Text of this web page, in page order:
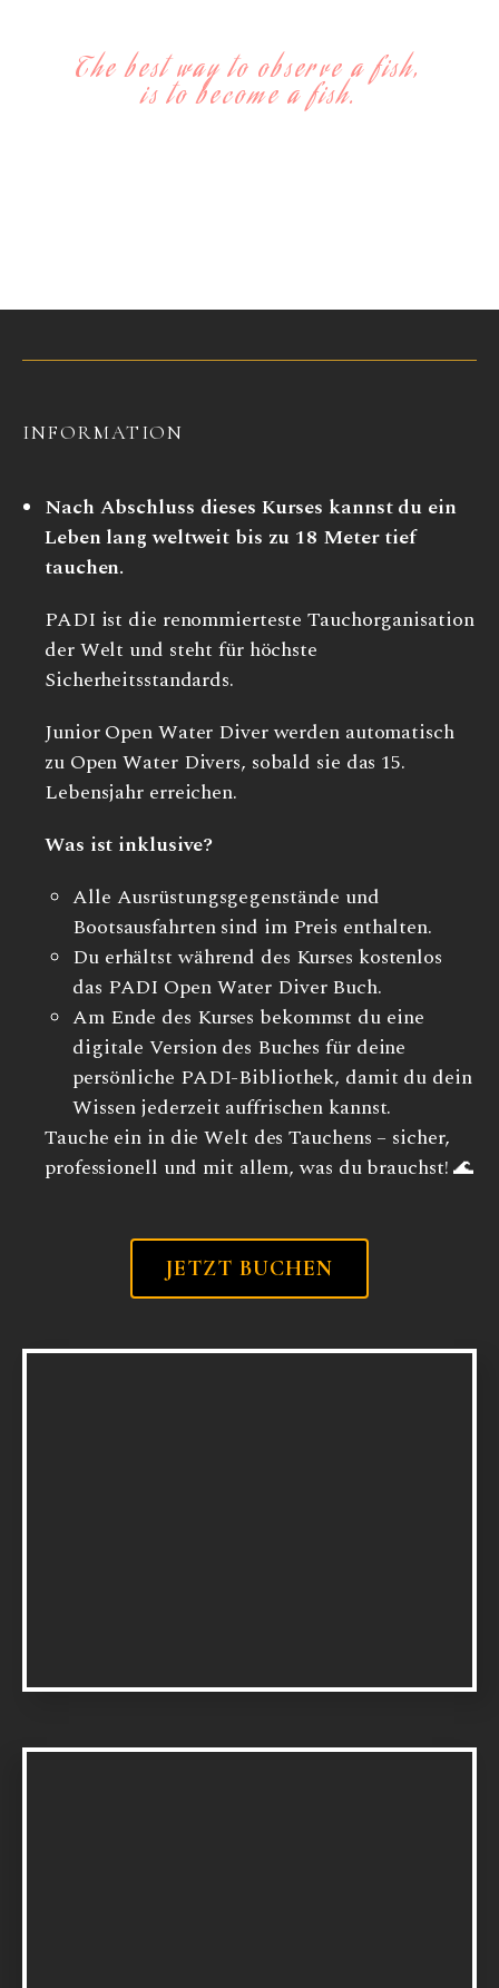
The best way to observe a fish,
is to become a fish.
INFORMATION
Nach Abschluss dieses Kurses kannst du ein
Leben lang weltweit bis zu 18 Meter tief
tauchen.
PADI ist die renommierteste Tauchorganisation
der Welt und steht für höchste
Sicherheitsstandards.
Junior Open Water Diver werden automatisch
zu Open Water Divers, sobald sie das 15.
Lebensjahr erreichen.
Was ist inklusive?
Alle Ausrüstungsgegenstände und
Bootsausfahrten sind im Preis enthalten.
Du erhältst während des Kurses kostenlos
das PADI Open Water Diver Buch.
Am Ende des Kurses bekommst du eine
digitale Version des Buches für deine
persönliche PADI-Bibliothek, damit du dein
Wissen jederzeit auffrischen kannst.
Tauche ein in die Welt des Tauchens – sicher,
professionell und mit allem, was du brauchst! 🌊
JETZT BUCHEN